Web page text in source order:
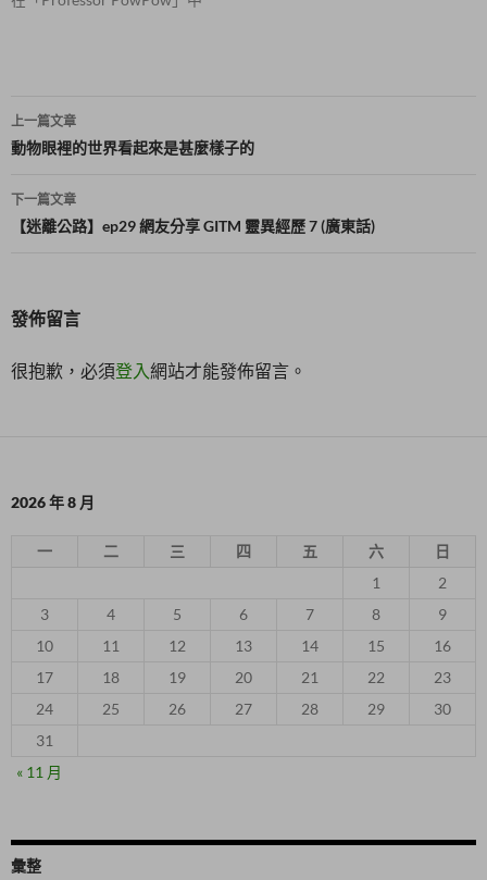
文
章
導
覽
上一篇文章
動物眼裡的世界看起來是甚麼樣子的
下一篇文章
【迷離公路】ep29 網友分享 GITM 靈異經歷 7 (廣東話)
發佈留言
很抱歉，必須登入網站才能發佈留言。
2026 年 8 月
一 二 三 四 五 六
日
1
2
3
4 5 6 7 8
9
10
11 12 13 14 15
16
17
18 19 20 21 22
23
24
25 26 27 28 29
30
31
« 11 月
彙整